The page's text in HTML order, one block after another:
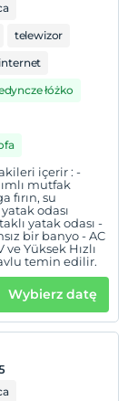
telewizor
łóżko
içerir : -
mutfak
fırın, su
yatak odası
yatak odası -
bir banyo - AC
Yüksek Hızlı
temin edilir.
Wybierz datę